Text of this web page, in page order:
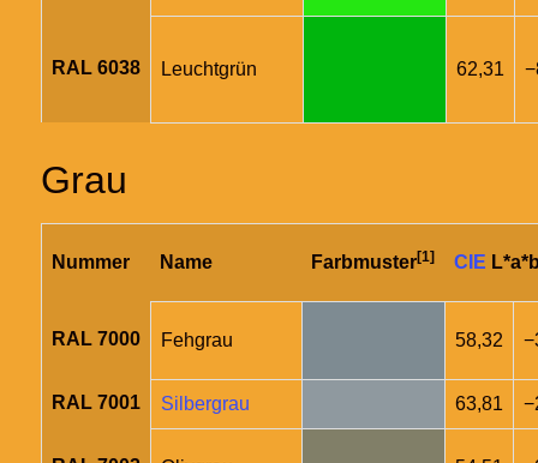
RAL 6038 Leuchtgrün 62,31
Grau
Nummer Name Farbmuster[1] CIE
RAL 7000 Fehgrau 58,32
RAL 7001 Silbergrau 63,81